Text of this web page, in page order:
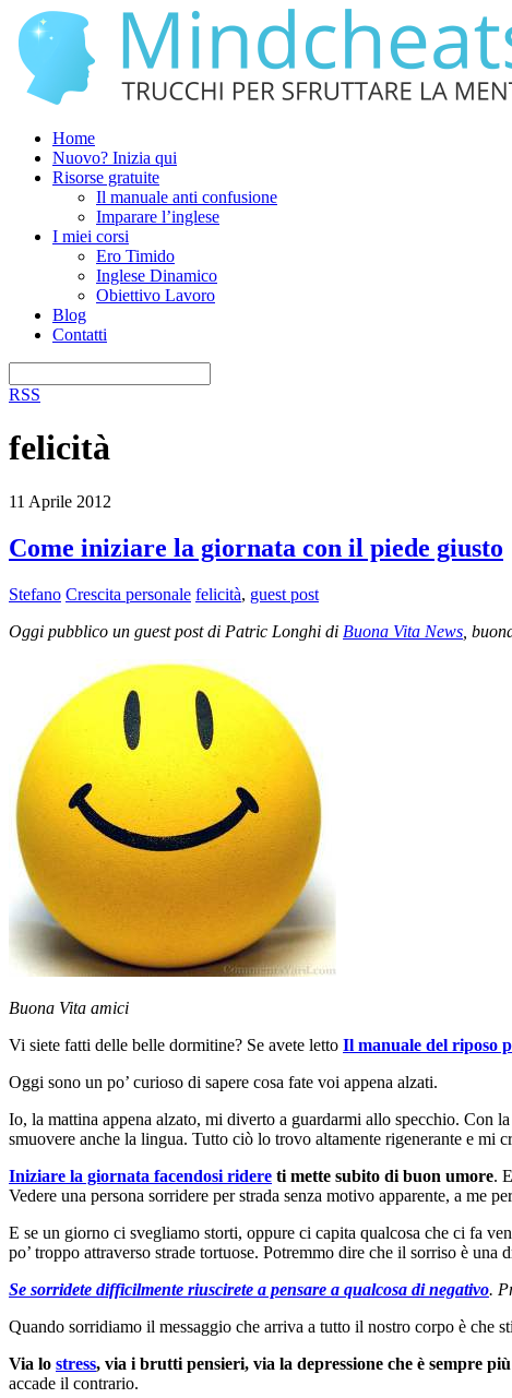
Home
Nuovo? Inizia qui
Risorse gratuite
Il manuale anti confusione
Imparare l’inglese
I miei corsi
Ero Timido
Inglese Dinamico
Obiettivo Lavoro
Blog
Contatti
RSS
felicità
11 Aprile 2012
Come iniziare la giornata con il piede giusto
Stefano Crescita personale felicità, guest post
Oggi pubblico un guest post di Patric Longhi di Buona Vita News ,
Buona Vita amici
Vi siete fatti delle belle dormitine? Se avete letto Il manuale del riposo
Oggi sono un po’ curioso di sapere cosa fate voi appena alzati.
Io, la mattina appena alzato, mi diverto a guardarmi allo specchio. Con
smuovere anche la lingua. Tutto ciò lo trovo altamente rigenerante e mi
Iniziare la giornata facendosi ridere ti mette subito di buon umore.
Vedere una persona sorridere per strada senza motivo apparente, a me
E se un giorno ci svegliamo storti, oppure ci capita qualcosa che ci fa
po’ troppo attraverso strade tortuose. Potremmo dire che il sorriso è
Se sorridete difficilmente riuscirete a pensare a qualcosa di negativo.
Quando sorridiamo il messaggio che arriva a tutto il nostro corpo è che
Via lo stress, via i brutti pensieri, via la depressione che è sempre
accade il contrario.